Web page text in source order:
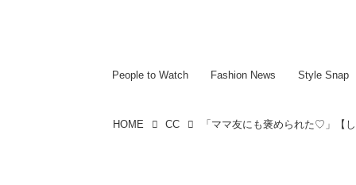
People to Watch Fashion News Style Snap
HOME CC